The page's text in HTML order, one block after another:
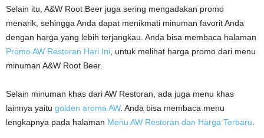
Selain itu, A&W Root Beer juga sering mengadakan promo
menarik, sehingga Anda dapat menikmati minuman favorit Anda
dengan harga yang lebih terjangkau. Anda bisa membaca halaman
Promo AW Restoran Hari Ini , untuk melihat harga promo dari menu
minuman A&W Root Beer.
Selain minuman khas dari AW Restoran, ada juga menu khas
lainnya yaitu golden aroma AW. Anda bisa membaca menu
lengkapnya pada halaman Menu AW Restoran dan Harga Terbaru